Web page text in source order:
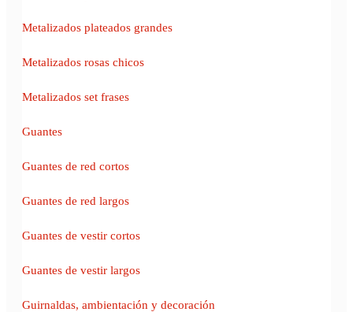
Metalizados plateados grandes
Metalizados rosas chicos
Metalizados set frases
Guantes
Guantes de red cortos
Guantes de red largos
Guantes de vestir cortos
Guantes de vestir largos
Guirnaldas, ambientación y decoración